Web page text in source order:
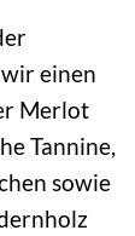
einen
Merlot
Tannine,
sowie